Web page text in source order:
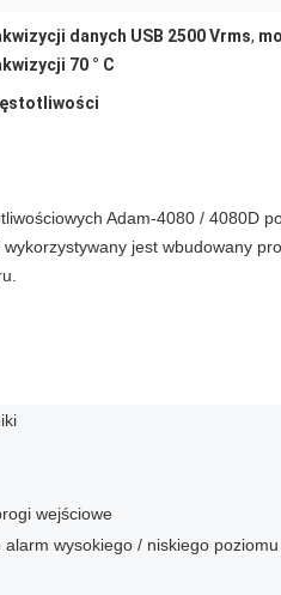
danych USB 2500 Vrms,
70 ° C
Adam-4080 / 4080D
jest wbudowany
wejściowe
alarm wysokiego / niskiego poziomu